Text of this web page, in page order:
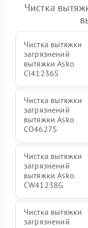
Чистка
Чистка вытяжки
загрязнений
вытяжки Asko
CI41236S
Чистка вытяжки
загрязнений
вытяжки Asko
CO4627S
Чистка вытяжки
загрязнений
вытяжки Asko
CW41238G
Чистка вытяжки
загрязнений